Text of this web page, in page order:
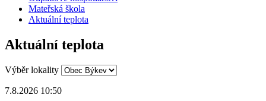
Mateřská škola
Aktuální teplota
Aktuální teplota
Výběr lokality
7.8.2026 10:50